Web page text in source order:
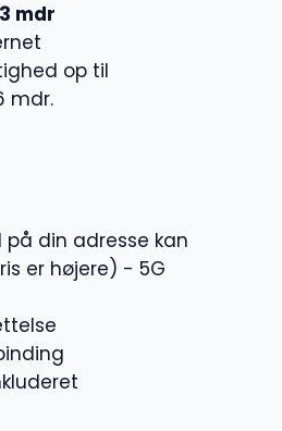
mdr
op til
mdr.
på din adresse kan
er højere) - 5G